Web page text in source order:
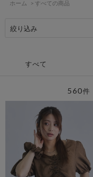
ホーム > すべての商品
絞り込み
すべて
560件